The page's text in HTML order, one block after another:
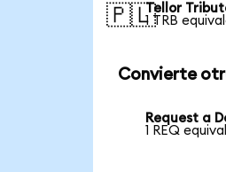
🇵🇱Tellor
1 TRB
Convierte
Request a
1 REQ